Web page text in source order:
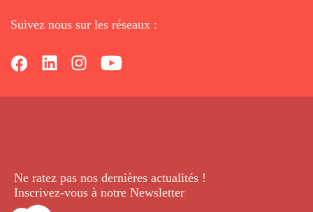
Suivez nous sur les réseaux :
Ne ratez pas nos dernières actualités !
Inscrivez-vous à notre Newsletter.